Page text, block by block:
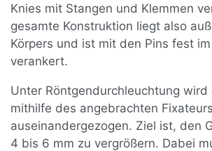
Knies mit Stangen und Klemmen
gesamte Konstruktion liegt also
Körpers und ist mit den Pins fest
verankert.
Unter Röntgendurchleuchtung wird
mithilfe des angebrachten
auseinandergezogen. Ziel ist, den
4 bis 6 mm zu vergrößern. Dabei